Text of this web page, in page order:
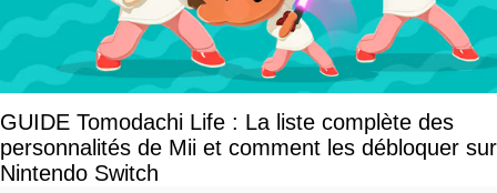
GUIDE Tomodachi Life : La liste complète des
personnalités de Mii et comment les débloquer sur
Nintendo Switch